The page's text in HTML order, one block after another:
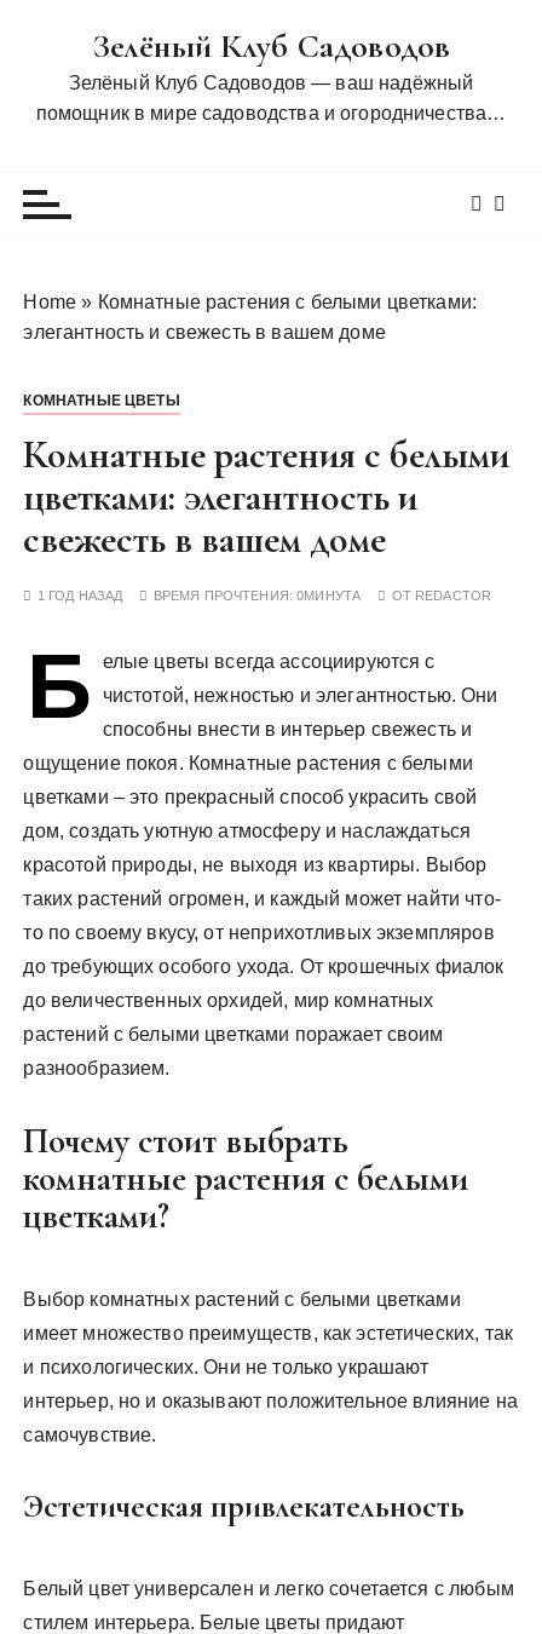
Зелёный Клуб Садоводов
Зелёный Клуб Садоводов — ваш надёжный
помощник в мире садоводства и огородничества…
Home » Комнатные растения с белыми цветками:
элегантность и свежесть в вашем доме
КОМНАТНЫЕ ЦВЕТЫ
Комнатные растения с белыми
цветками: элегантность и
свежесть в вашем доме
1 ГОД НАЗАД ВРЕМЯ ПРОЧТЕНИЯ:0МИНУТА ОТ REDACTOR
Б
елые цветы всегда ассоциируются с
чистотой, нежностью и элегантностью. Они
способны внести в интерьер свежесть и
ощущение покоя. Комнатные растения с белыми
цветками – это прекрасный способ украсить свой
дом, создать уютную атмосферу и наслаждаться
красотой природы, не выходя из квартиры. Выбор
таких растений огромен, и каждый может найти что-
то по своему вкусу, от неприхотливых экземпляров
до требующих особого ухода. От крошечных фиалок
до величественных орхидей, мир комнатных
растений с белыми цветками поражает своим
разнообразием.
Почему стоит выбрать
комнатные растения с белыми
цветками?
Выбор комнатных растений с белыми цветками
имеет множество преимуществ, как эстетических, так
и психологических. Они не только украшают
интерьер, но и оказывают положительное влияние на
самочувствие.
Эстетическая привлекательность
Белый цвет универсален и легко сочетается с любым
стилем интерьера. Белые цветы придают